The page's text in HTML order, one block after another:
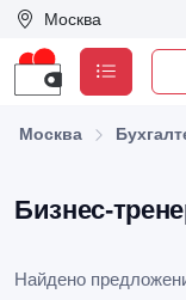
Москва
Москва
Бизнес-
Найдено